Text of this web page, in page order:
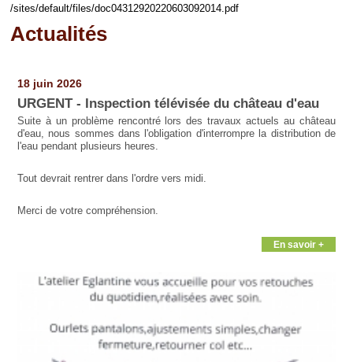
Loisirs
/sites/default/files/doc04312920220603092014.pdf
Actualités
18 juin 2026
URGENT - Inspection télévisée du château d'eau
Suite à un problème rencontré lors des travaux actuels au château
d'eau, nous sommes dans l'obligation d'interrompre la distribution de
l'eau pendant plusieurs heures.
Tout devrait rentrer dans l'ordre vers midi.
Merci de votre compréhension.
En savoir +
Pages